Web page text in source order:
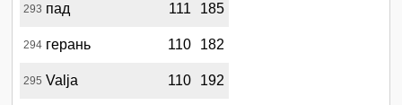
293 пад 111 185
294 герань 110 182
295 Valja 110 192